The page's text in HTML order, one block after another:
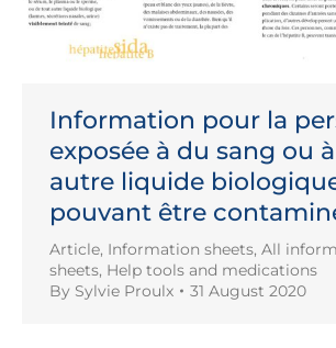
Information pour la
exposée à du sang ou
autre liquide
pouvant être
Article, Information sheets, All
sheets, Help tools and medications
By Sylvie Proulx 31 August 2020